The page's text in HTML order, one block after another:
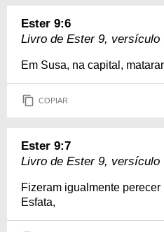
Ester 9:6
Livro de Ester 9, versículo
Em Susa, na capital,
COPIAR
Ester 9:7
Livro de Ester 9, versículo
Fizeram igualmente
Esfata,